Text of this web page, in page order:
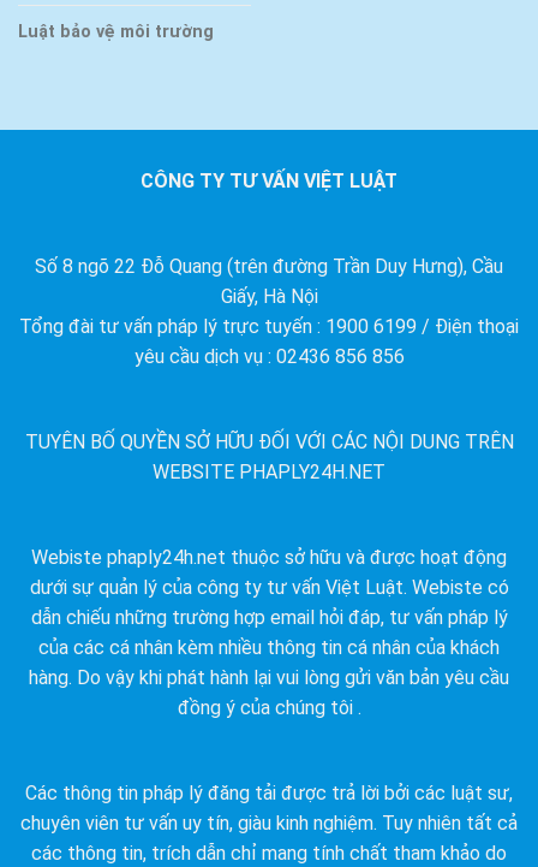
Luật bảo vệ môi trường
CÔNG TY TƯ VẤN VIỆT LUẬT
Số 8 ngõ 22 Đỗ Quang (trên đường Trần Duy Hưng), Cầu
Giấy, Hà Nội
Tổng đài tư vấn pháp lý trực tuyến : 1900 6199 / Điện thoại
yêu cầu dịch vụ : 02436 856 856
TUYÊN BỐ QUYỀN SỞ HỮU ĐỐI VỚI CÁC NỘI DUNG TRÊN
WEBSITE PHAPLY24H.NET
Webiste phaply24h.net thuộc sở hữu và được hoạt động
dưới sự quản lý của công ty tư vấn Việt Luật. Webiste có
dẫn chiếu những trường hợp email hỏi đáp, tư vấn pháp lý
của các cá nhân kèm nhiều thông tin cá nhân của khách
hàng. Do vậy khi phát hành lại vui lòng gửi văn bản yêu cầu
đồng ý của chúng tôi .
Các thông tin pháp lý đăng tải được trả lời bởi các luật sư,
chuyên viên tư vấn uy tín, giàu kinh nghiệm. Tuy nhiên tất cả
các thông tin, trích dẫn chỉ mang tính chất tham khảo do